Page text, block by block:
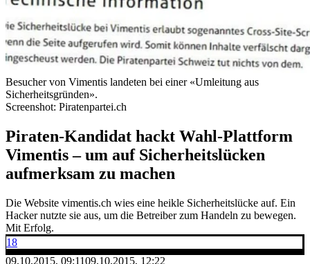
Besucher von Vimentis landeten bei einer «Umleitung aus
Sicherheitsgründen».
Screenshot: Piratenpartei.ch
Piraten-Kandidat hackt Wahl-Plattform
Vimentis – um auf Sicherheitslücken
aufmerksam zu machen
Die Website vimentis.ch wies eine heikle Sicherheitslücke auf. Ein
Hacker nutzte sie aus, um die Betreiber zum Handeln zu bewegen.
Mit Erfolg.
18
09.10.2015, 09:1109.10.2015, 12:22